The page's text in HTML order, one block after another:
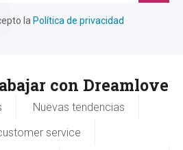
la Política de privacidad
con Dreamlove
Nuevas tendencias
service